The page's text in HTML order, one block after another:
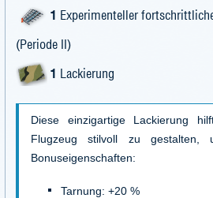
1 Experimenteller
(Periode II)
1 Lackierung
Diese einzigartige Lackierung
Flugzeug stilvoll zu gestalten,
Bonuseigenschaften:
Tarnung: +20 %